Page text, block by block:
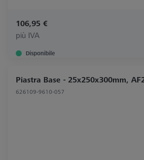
106,95 €
più IVA
Disponibile
Piastra Base - 25x250x300mm,
626109-9610-057